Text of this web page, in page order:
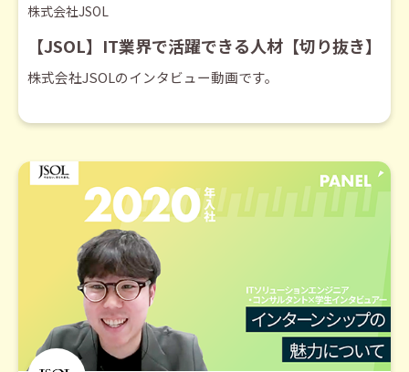
株式会社JSOL
【JSOL】IT業界で活躍できる人材【切り抜き】
株式会社JSOLのインタビュー動画です。